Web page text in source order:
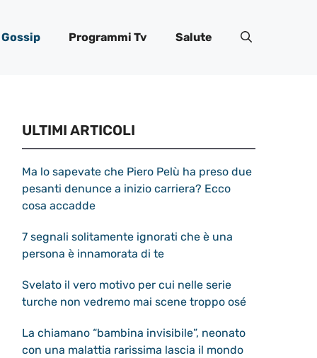
Gossip Programmi Tv Salute
ULTIMI ARTICOLI
Ma lo sapevate che Piero Pelù ha preso due
pesanti denunce a inizio carriera? Ecco
cosa accadde
7 segnali solitamente ignorati che è una
persona è innamorata di te
Svelato il vero motivo per cui nelle serie
turche non vedremo mai scene troppo osé
La chiamano “bambina invisibile”, neonato
con una malattia rarissima lascia il mondo